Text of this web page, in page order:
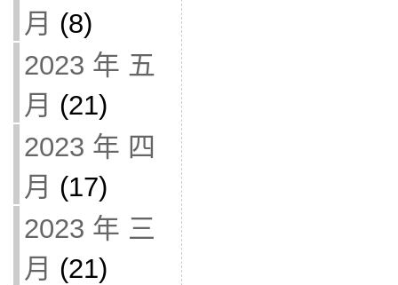
月 (8)
2023 年 五
月 (21)
2023 年 四
月 (17)
2023 年 三
月 (21)